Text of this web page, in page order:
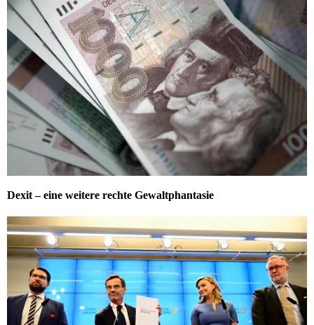
Dexit – eine weitere rechte Gewaltphantasie